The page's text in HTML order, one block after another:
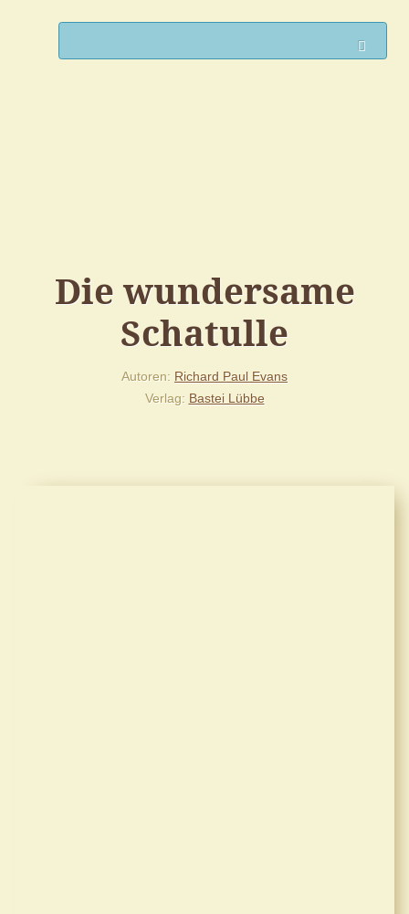
Die wundersame
Schatulle
Autoren Richard Paul Evans
Verlag Bastei Lübbe